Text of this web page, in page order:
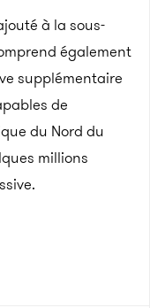
à la sous-
également
supplémentaire
de
du Nord du
millions